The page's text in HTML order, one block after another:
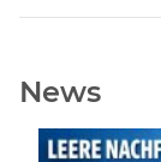
News